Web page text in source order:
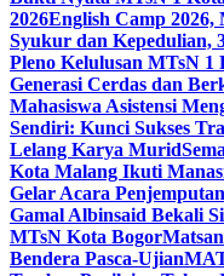
2026English Camp 2026,
Syukur dan Kepedulian,
Pleno Kelulusan MTsN
Generasi Cerdas dan
Mahasiswa Asistensi
Sendiri: Kunci Sukses
Lelang Karya Murid
Kota Malang Ikuti
Gelar Acara
Gamal Albinsaid Bekali
MTsN Kota Bogor
Bendera Pasca-Ujian